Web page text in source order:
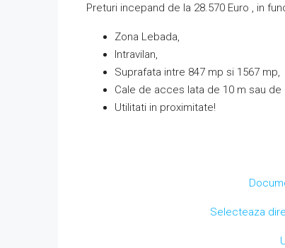
Preturi incepand de la 28.570 Euro , in
Zona Lebada,
Intravilan,
Suprafata intre 847 mp si 1567 mp,
Cale de acces lata de 10 m sau de
Utilitati in proximitate!
Selecteaza